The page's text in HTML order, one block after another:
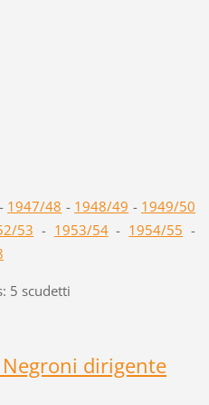
- 1947/48 - 1948/49 - 1949/50
53 - 1953/54- 1954/55 -
5 scudetti
dirigente